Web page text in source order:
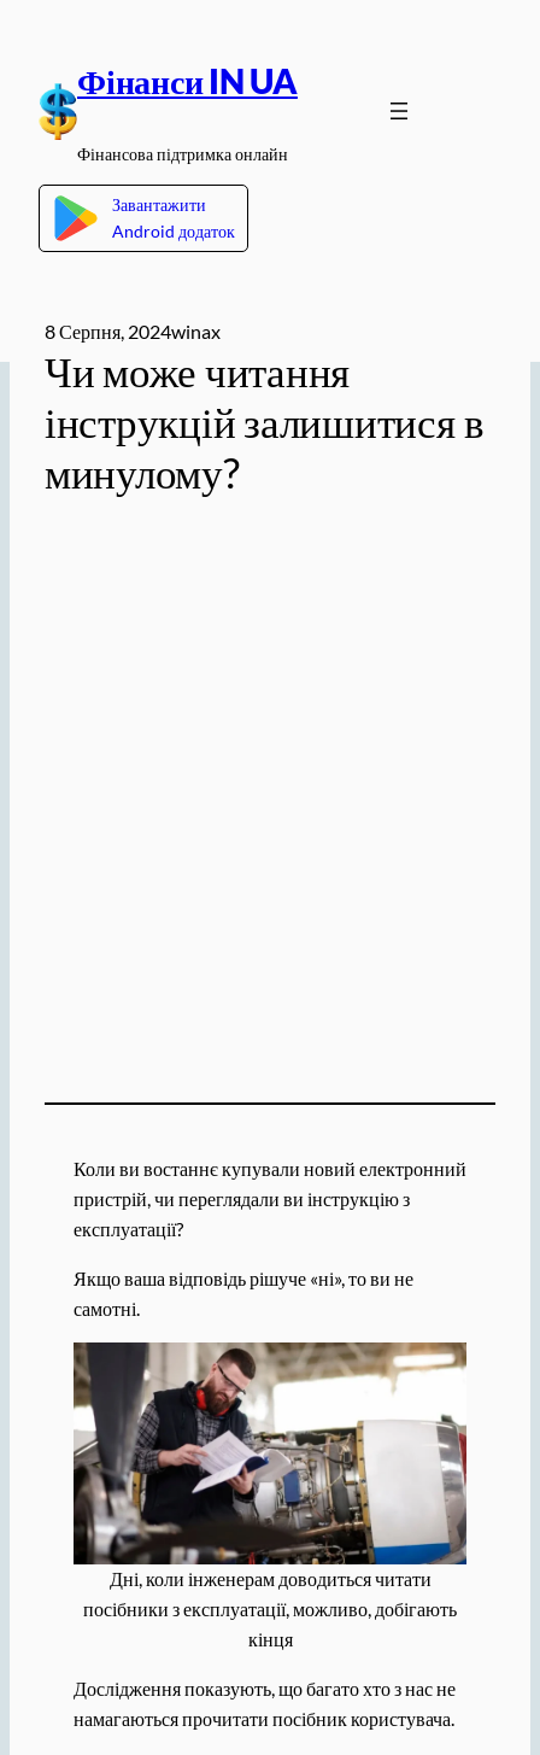
вмісту
Фінанси IN UA
Фінансова підтримка онлайн
Завантажити
Android додаток
8 Серпня, 2024winax
Чи може читання
інструкцій залишитися в
минулому?
Коли ви востаннє купували новий електронний
пристрій, чи переглядали ви інструкцію з
експлуатації?
Якщо ваша відповідь рішуче «ні», то ви не
самотні.
Дні, коли інженерам доводиться читати
посібники з експлуатації, можливо, добігають
кінця
Дослідження показують, що багато хто з нас не
намагаються прочитати посібник користувача.